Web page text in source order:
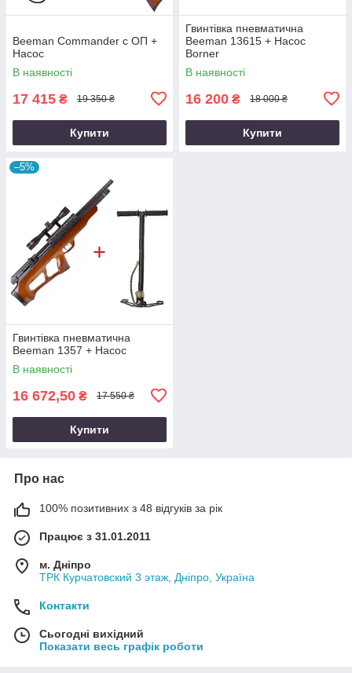
Beeman Commander с ОП +
Насос
В наявності
17 415 ₴ 19 350 ₴
Купити
Гвинтівка пневматична
Beeman 13615 + Насос
Borner
В наявності
16 200 ₴ 18 000 ₴
Купити
–5%
Гвинтівка пневматична
Beeman 1357 + Насос
В наявності
16 672,50 ₴ 17 550 ₴
Купити
Про нас
100% позитивних з 48 відгуків за рік
Працює з 31.01.2011
м. Дніпро
ТРК Курчатовский 3 этаж, Дніпро, Україна
Контакти
Сьогодні вихідний
Показати весь графік роботи